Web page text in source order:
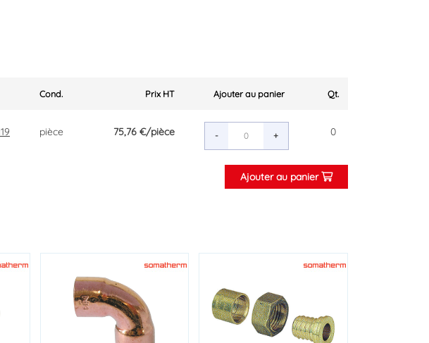
Cond. Prix HT Ajouter au panier Qt.
pièce 75,76 €/pièce - + 0
Ajouter au panier